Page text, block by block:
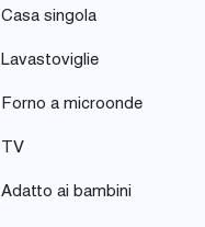
Casa singola
Lavastoviglie
Forno a microonde
TV
Adatto ai bambini